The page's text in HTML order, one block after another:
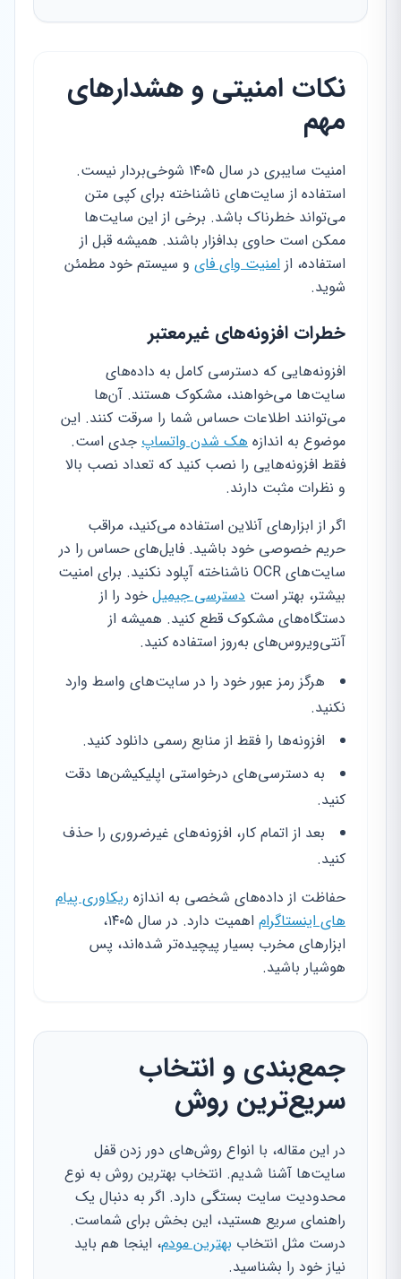
نکات امنیتی و هشدارهای
مهم
امنیت سایبری در سال ۱۴۰۵ شوخی‌بردار نیست.
استفاده از سایت‌های ناشناخته برای کپی متن
می‌تواند خطرناک باشد. برخی از این سایت‌ها
ممکن است حاوی بدافزار باشند. همیشه قبل از
استفاده، از امنیت وای فای و سیستم خود مطمئن
شوید.
خطرات افزونه‌های غیرمعتبر
افزونه‌هایی که دسترسی کامل به داده‌های
سایت‌ها می‌خواهند، مشکوک هستند. آن‌ها
می‌توانند اطلاعات حساس شما را سرقت کنند. این
موضوع به اندازه هک شدن واتساپ جدی است.
فقط افزونه‌هایی را نصب کنید که تعداد نصب بالا
و نظرات مثبت دارند.
اگر از ابزارهای آنلاین استفاده می‌کنید، مراقب
حریم خصوصی خود باشید. فایل‌های حساس را در
سایت‌های OCR ناشناخته آپلود نکنید. برای امنیت
بیشتر، بهتر است دسترسی جیمیل خود را از
دستگاه‌های مشکوک قطع کنید. همیشه از
آنتی‌ویروس‌های به‌روز استفاده کنید.
هرگز رمز عبور خود را در سایت‌های واسط وارد
نکنید.
افزونه‌ها را فقط از منابع رسمی دانلود کنید.
به دسترسی‌های درخواستی اپلیکیشن‌ها دقت
کنید.
بعد از اتمام کار، افزونه‌های غیرضروری را حذف
کنید.
حفاظت از داده‌های شخصی به اندازه ریکاوری پیام
های اینستاگرام
اهمیت دارد. در سال ۱۴۰۵،
ابزارهای مخرب بسیار پیچیده‌تر شده‌اند، پس
هوشیار باشید.
جمع‌بندی و انتخاب
سریع‌ترین روش
در این مقاله، با انواع روش‌های دور زدن قفل
سایت‌ها آشنا شدیم. انتخاب بهترین روش به نوع
محدودیت سایت بستگی دارد. اگر به دنبال یک
راهنمای سریع هستید، این بخش برای شماست.
درست مثل انتخاب بهترین مودم، اینجا هم باید
نیاز خود را بشناسید.